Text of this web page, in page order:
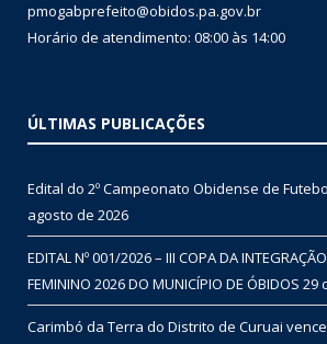
pmogabprefeito@obidos.pa.gov.br
Horário de atendimento: 08:00 às 14:00
ÚLTIMAS PUBLICAÇÕES
Edital do 2º Campeonato Obidense de
agosto de 2026
EDITAL Nº 001/2026 – III COPA DA
FEMININO 2026 DO MUNICÍPIO DE ÓBIDOS 29
Carimbó da Terra do Distrito de Curuai vence